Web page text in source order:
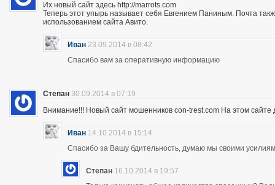
Их новый сайт здесь http://marrots.com
Теперь этот упырь называет себя Евгением Паниным. Почта
использованием сайта Авито.
Иван 23.09.2014 в 08:42
Спасибо вам за оперативную информацию
Степан 30.09.2014 в 07:19
Внимание!!! Новый сайт мошенников con-trest.com На этом сайте
Иван 14.10.2014 в 15:14
Спасибо за Вашу бдительность, думаю мы своими
Степан 16.10.2014 в 19:57